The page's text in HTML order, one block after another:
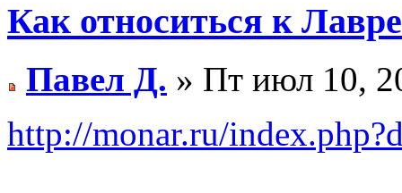
Как относиться к
Павел Д. » Пт июл 10,
http://monar.ru/